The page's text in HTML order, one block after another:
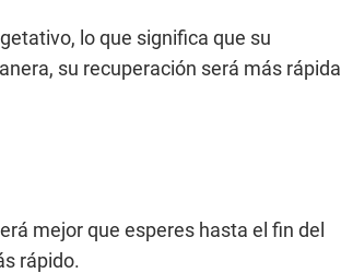
lo que significa que su
su recuperación será más rápida
mejor que esperes hasta el fin del
rápido.